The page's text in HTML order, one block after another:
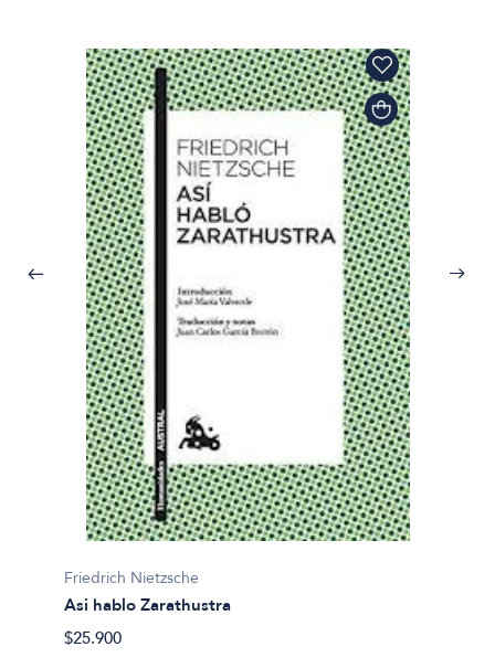
Friedrich Nietzsche
Asi hablo Zarathustra
$25.900